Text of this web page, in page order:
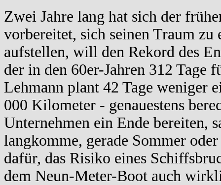
Zwei Jahre lang hat sich der
vorbereitet, sich seinen Traum
aufstellen, will den Rekord des
der in den 60er-Jahren 312 Tage
Lehmann plant 42 Tage weniger
000 Kilometer - genauestens
Unternehmen ein Ende bereiten,
langkomme, gerade Sommer
dafür, das Risiko eines
dem Neun-Meter-Boot auch